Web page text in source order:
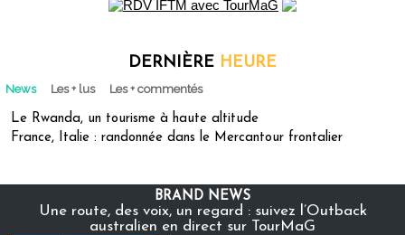
DERNIÈRE HEURE
News Les + lus Les + commentés
Le Rwanda, un tourisme à haute altitude
France, Italie : randonnée dans le Mercantour frontalier
BRAND NEWS
Une route, des voix, un regard : suivez l’Outback
australien en direct sur TourMaG